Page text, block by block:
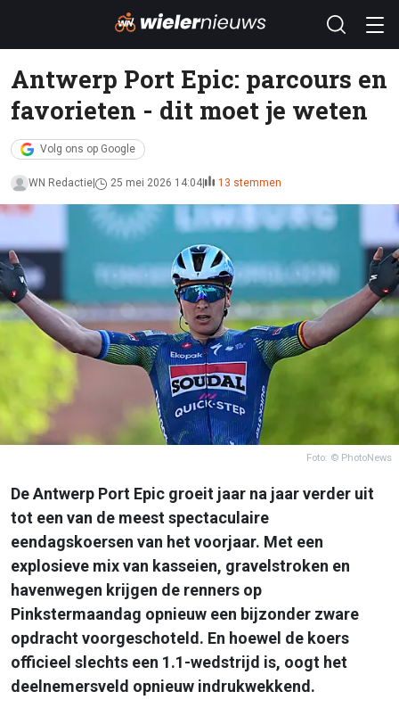
Antwerp Port Epic: parcours en
favorieten - dit moet je weten
Volg ons op Google
WN Redactie 25 mei 2026 14:04 13 stemmen
Foto: © PhotoNews
De Antwerp Port Epic groeit jaar na jaar verder uit
tot een van de meest spectaculaire
eendagskoersen van het voorjaar. Met een
explosieve mix van kasseien, gravelstroken en
havenwegen krijgen de renners op
Pinkstermaandag opnieuw een bijzonder zware
opdracht voorgeschoteld. En hoewel de koers
officieel slechts een 1.1-wedstrijd is, oogt het
deelnemersveld opnieuw indrukwekkend.